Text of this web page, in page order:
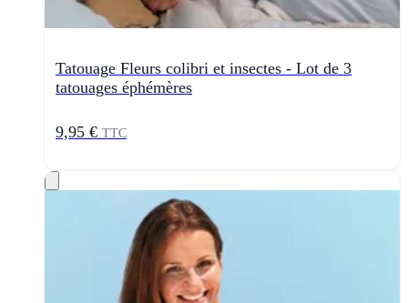
Tatouage Fleurs colibri et insectes - Lot de 3
tatouages éphémères
9,95 € TTC